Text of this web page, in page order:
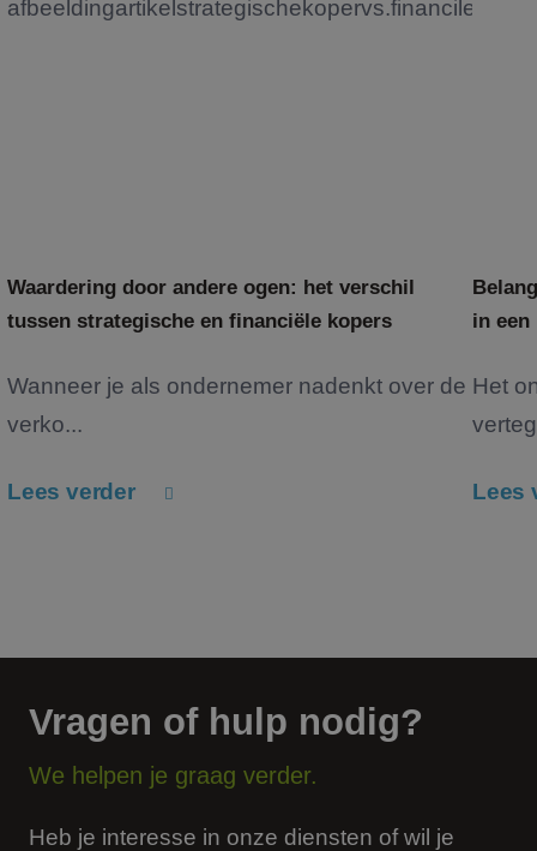
Waardering door andere ogen: het verschil
tussen strategische en financiële kopers
Wanneer je als ondernemer nadenkt over de
verko...
Lees verder
in een
Het
Lees
Vragen of hulp nodig?
We helpen je graag verder.
Heb je interesse in onze diensten of wil je